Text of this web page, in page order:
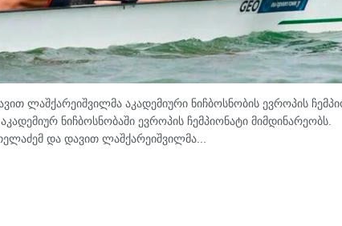
ლაშქარეიშვილმა აკადემიური ნიჩბოსნობის ევროპის
ნიჩბოსნობაში ევროპის ჩემპიონატი მიმდინარეობს.
და დავით ლაშქარეიშვილმა...